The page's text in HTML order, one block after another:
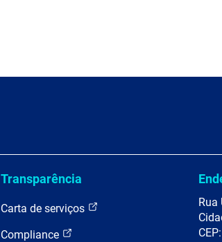
Transparência
Carta de serviços
Compliance
Rua